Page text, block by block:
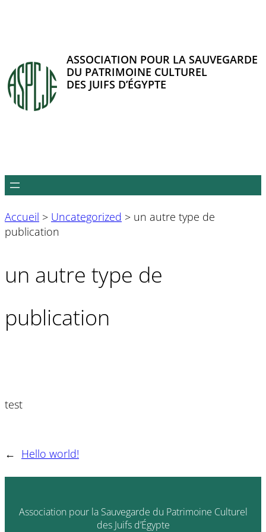
ASSOCIATION POUR LA SAUVEGARDE
DU PATRIMOINE CULTUREL
DES JUIFS D’ÉGYPTE
Accueil > Uncategorized > un autre type de
publication
un autre type de
publication
test
← Hello world!
Association pour la Sauvegarde du Patrimoine Culturel
des Juifs d’Égypte